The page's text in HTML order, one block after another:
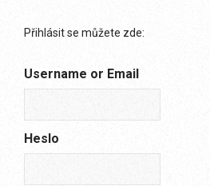
Přihlásit se můžete zde:
Username or Email
Heslo